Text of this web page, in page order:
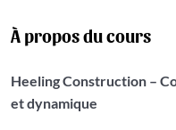
À propos du cours
Heeling Construction –
et dynamique